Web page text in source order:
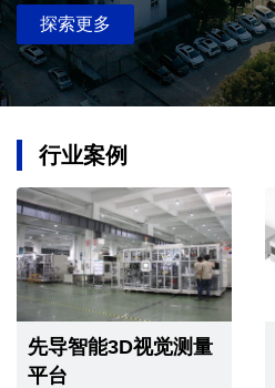
探索更多
行业案例
先导智能3D视觉测量
平台